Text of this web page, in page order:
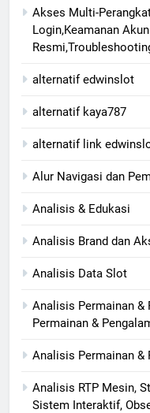
Akses Multi-
Login,Keamanan
alternatif edwinslot
alternatif kaya787
alternatif link
Alur Navigasi dan
Analisis & Edukasi
Analisis Brand dan
Analisis Data Slot
Analisis Permainan &
Permainan &
Analisis Permainan &
Analisis RTP Mesin,
Sistem Interaktif,